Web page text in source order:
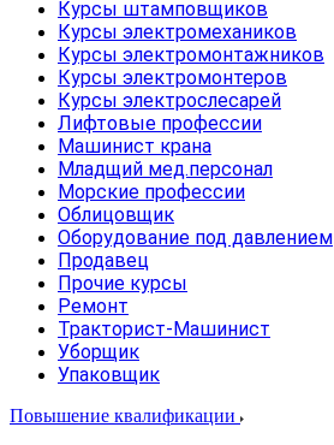
Курсы штамповщиков
Курсы электромехаников
Курсы электромонтажников
Курсы электромонтеров
Курсы электрослесарей
Лифтовые профессии
Машинист крана
Младщий мед.персонал
Морские профессии
Облицовщик
Оборудование под давлением
Продавец
Прочие курсы
Ремонт
Тракторист-Машинист
Уборщик
Упаковщик
Повышение квалификации